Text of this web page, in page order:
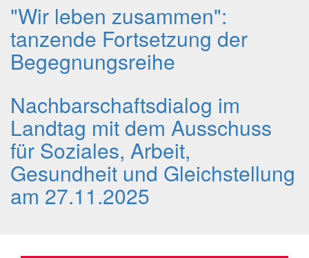
"Wir leben zusammen":
tanzende Fortsetzung der
Begegnungsreihe
Nachbarschaftsdialog im
Landtag mit dem Ausschuss
für Soziales, Arbeit,
Gesundheit und Gleichstellung
am 27.11.2025